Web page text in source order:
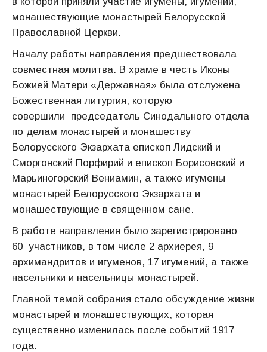
монашествующие монастырей Белорусской
Православной Церкви.
Началу работы направления предшествовала
совместная молитва. В храме в честь Иконы
Божией Матери «Державная» была отслужена
Божественная литургия, которую
совершили председатель Синодального отдела
по делам монастырей и монашеству
Белорусского Экзархата епископ Лидский и
Сморгонский Порфирий и епископ Борисовский и
Марьиногорский Вениамин, а также игумены
монастырей Белорусского Экзархата и
монашествующие в священном сане.
В работе направления было зарегистрировано
60 участников, в том числе 2 архиерея, 9
архимандритов и игуменов, 17 игумений, а также
насельники и насельницы монастырей.
Главной темой собрания стало обсуждение жизни
монастырей и монашествующих, которая
существенно изменилась после событий 1917
года.